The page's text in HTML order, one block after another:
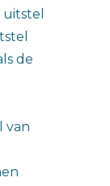
de
van